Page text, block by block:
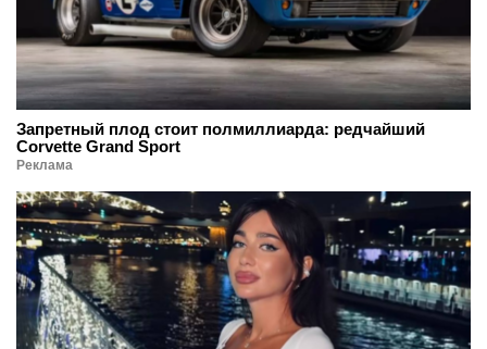
Запретный плод стоит полмиллиарда: редчайший
Corvette Grand Sport
Реклама